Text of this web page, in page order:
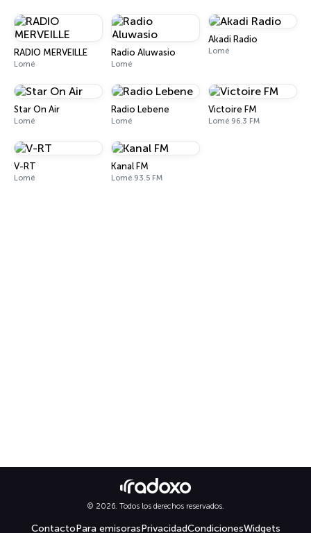
RADIO MERVEILLE
Lomé
Radio Aluwasio
Lomé
Akadi Radio
Lomé
Star On Air
Lomé
Radio Lebene
Lomé
Victoire FM
Lomé 96.3 FM
V-RT
Lomé
Kanal FM
Lomé 93.5 FM
© 2026. Todos los derechos reservados.
ContactoPara emisorasPrivacidadCondicionesWidgets